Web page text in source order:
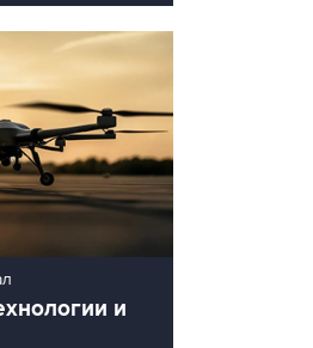
и